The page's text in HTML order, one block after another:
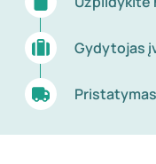
Gydytojas